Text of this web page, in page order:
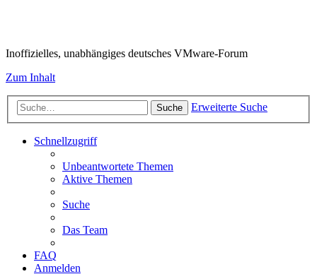
Inoffizielles, unabhängiges deutsches VMware-Forum
Zum Inhalt
Suche Erweiterte Suche
Schnellzugriff
Unbeantwortete Themen
Aktive Themen
Suche
Das Team
FAQ
Anmelden